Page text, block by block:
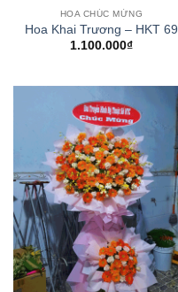
HOA CHÚC MỪNG
Hoa Khai Trương – HKT 69
1.100.000₫